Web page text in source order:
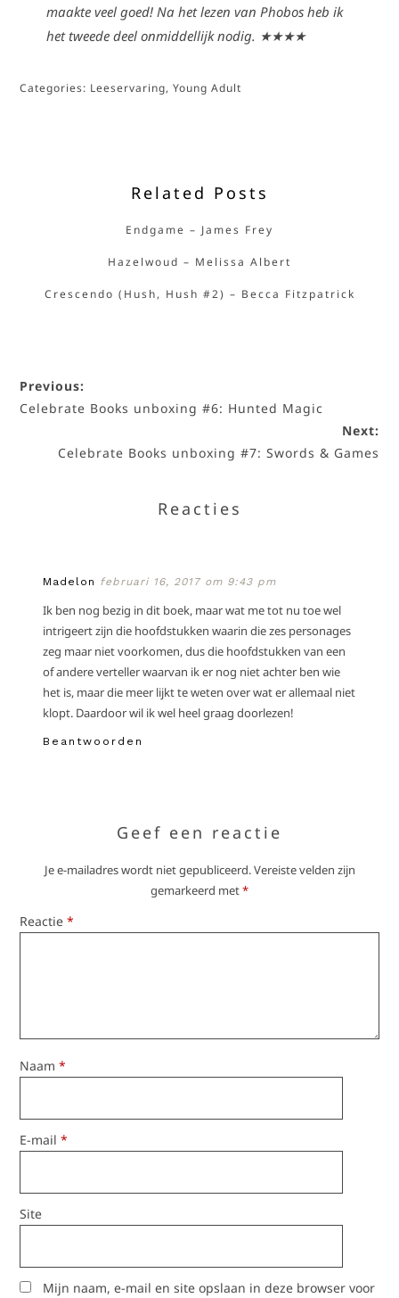
maakte veel goed! Na het lezen van Phobos heb ik
het tweede deel onmiddellijk nodig. ★★★★
Categories: Leeservaring,Young Adult
Related Posts
Endgame – James Frey
Hazelwoud – Melissa Albert
Crescendo (Hush, Hush #2) – Becca Fitzpatrick
Previous:
Celebrate Books unboxing #6: Hunted Magic
Next:
Celebrate Books unboxing #7: Swords & Games
Reacties
Madelon februari 16, 2017 om 9:43 pm
Ik ben nog bezig in dit boek, maar wat me tot nu toe wel
intrigeert zijn die hoofdstukken waarin die zes personages
zeg maar niet voorkomen, dus die hoofdstukken van een
of andere verteller waarvan ik er nog niet achter ben wie
het is, maar die meer lijkt te weten over wat er allemaal niet
klopt. Daardoor wil ik wel heel graag doorlezen!
Beantwoorden
Geef een reactie
Je e-mailadres wordt niet gepubliceerd.Vereiste velden zijn
gemarkeerd met*
Reactie*
Naam*
E-mail*
Site
Mijn naam, e-mail en site opslaan in deze browser voor